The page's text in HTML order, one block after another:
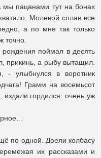
мы пацанами тут на бонах
Молевой сплав все
а по мне так только
точно.
поймал в десять
прикинь, а рыбу вытащил.
- улыбнулся в воротник
Грамм на восемьсот
издали гордился: очень уж
по одной. Доели колбасу
их рассказами и